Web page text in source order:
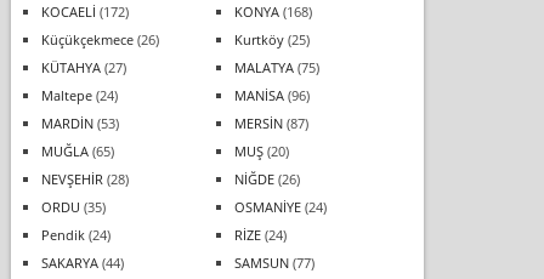
KOCAELİ (172) KONYA(168)
Küçükçekmece(26) Kurtköy(25)
KÜTAHYA(27) MALATYA(75)
Maltepe(24) MANİSA(96)
MARDİN(53) MERSİN(87)
MUĞLA(65) MUŞ(20)
NEVŞEHİR (28) NİĞDE(26)
ORDU (35) OSMANİYE(24)
Pendik(24) RİZE(24)
SAKARYA(44) SAMSUN(77)